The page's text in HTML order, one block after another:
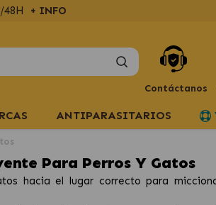
+ INFO
Contáctanos
ANTIPARASITARIOS
Para Perros Y Gatos
hacia el lugar correcto para